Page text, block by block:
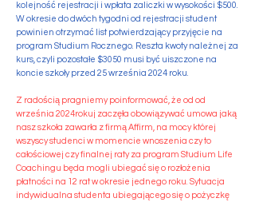
kolejność rejestracji i wpłata zaliczki w wysokości $500.
W okresie do dwóch tygodni od rejestracji student
powinien otrzymać list potwierdzający przyjęcie na
program Studium Rocznego. Reszta kwoty należnej za
kurs, czyli pozostałe $3050 musi być uiszczone na
koncie szkoły przed 25 września 2024 roku.
Z radością pragniemy poinformować, że od od
września 2024rokuj zaczęła obowiązywać umowa jaką
nasz szkoła zawarła z firmą Affirm, na mocy której
wszyscy studenci w momencie wnoszenia czy to
całościowej czy finalnej raty za program Studium Life
Coachingu będa mogli ubiegać się o rozłożenia
płatności na 12 rat w okresie jednego roku. Sytuacja
indywidualna studenta ubiegającego się o pożyczkę